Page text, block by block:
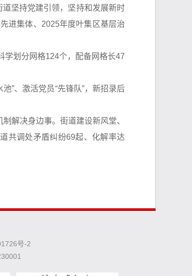
坚持党建引领，坚持和发展新时
进集体、2025年度叶集区基层治
学划分网格124个，配备网格长47
”、激活党员“先锋队”，新招录后
解决身边事。街道建设新风堂、
共调处矛盾纠纷69起、化解率达
号-2